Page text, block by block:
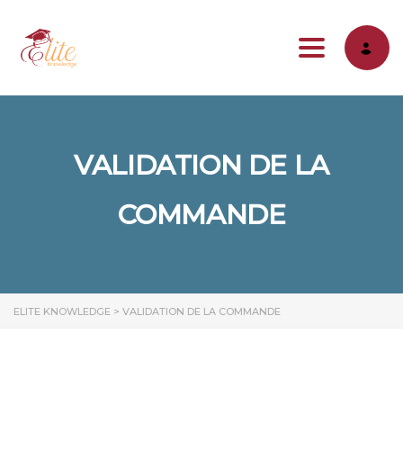
Toggle
VALIDATION DE LA
COMMANDE
ELITE KNOWLEDGE > VALIDATION DE LA COMMANDE